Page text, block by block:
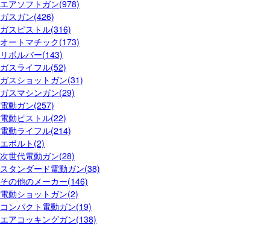
エアソフトガン(978)
ガスガン(426)
ガスピストル(316)
オートマチック(173)
リボルバー(143)
ガスライフル(52)
ガスショットガン(31)
ガスマシンガン(29)
電動ガン(257)
電動ピストル(22)
電動ライフル(214)
エボルト(2)
次世代電動ガン(28)
スタンダード電動ガン(38)
その他のメーカー(146)
電動ショットガン(2)
コンパクト電動ガン(19)
エアコッキングガン(138)